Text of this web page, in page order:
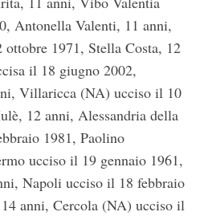
Antonella Valenti, 11 anni,
1971, Stella Costa, 12
il 18 giugno 2002,
Villaricca (NA) ucciso il 10
12 anni, Alessandria della
1981, Paolino
ucciso il 19 gennaio 1961,
Napoli ucciso il 18 febbraio
anni, Cercola (NA) ucciso il